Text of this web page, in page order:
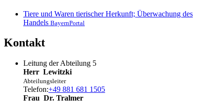
Tiere und Waren tierischer Herkunft; Überwachung des
Handels BayernPortal
Kontakt
Leitung der Abteilung 5
Herr Lewitzki
Abteilungsleiter
Telefon:+49 881 681 1505
Frau Dr. Tralmer